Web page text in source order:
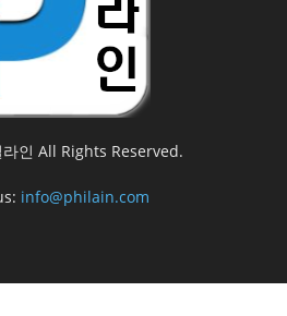
인 All Rights Reserved.
info@philain.com